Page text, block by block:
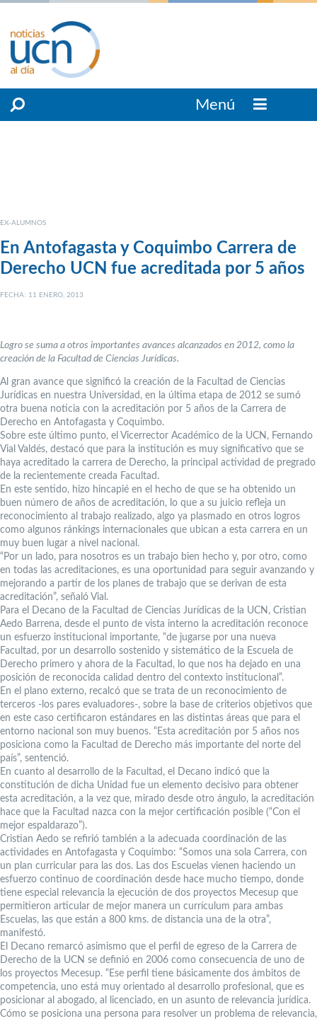
Menú
EX-ALUMNOS
En Antofagasta y Coquimbo Carrera de
Derecho UCN fue acreditada por 5 años
FECHA: 11 ENERO, 2013
Logro se suma a otros importantes avances alcanzados en 2012, como la
creación de la Facultad de Ciencias Jurídicas.
Al gran avance que significó la creación de la Facultad de Ciencias
Jurídicas en nuestra Universidad, en la última etapa de 2012 se sumó
otra buena noticia con la acreditación por 5 años de la Carrera de
Derecho en Antofagasta y Coquimbo.
Sobre este último punto, el Vicerrector Académico de la UCN, Fernando
Vial Valdés, destacó que para la institución es muy significativo que se
haya acreditado la carrera de Derecho, la principal actividad de pregrado
de la recientemente creada Facultad.
En este sentido, hizo hincapié en el hecho de que se ha obtenido un
buen número de años de acreditación, lo que a su juicio refleja un
reconocimiento al trabajo realizado, algo ya plasmado en otros logros
como algunos ránkings internacionales que ubican a esta carrera en un
muy buen lugar a nivel nacional.
“Por un lado, para nosotros es un trabajo bien hecho y, por otro, como
en todas las acreditaciones, es una oportunidad para seguir avanzando y
mejorando a partir de los planes de trabajo que se derivan de esta
acreditación”, señaló Vial.
Para el Decano de la Facultad de Ciencias Jurídicas de la UCN, Cristian
Aedo Barrena, desde el punto de vista interno la acreditación reconoce
un esfuerzo institucional importante, “de jugarse por una nueva
Facultad, por un desarrollo sostenido y sistemático de la Escuela de
Derecho primero y ahora de la Facultad, lo que nos ha dejado en una
posición de reconocida calidad dentro del contexto institucional”.
En el plano externo, recalcó que se trata de un reconocimiento de
terceros -los pares evaluadores-, sobre la base de criterios objetivos que
en este caso certificaron estándares en las distintas áreas que para el
entorno nacional son muy buenos. “Esta acreditación por 5 años nos
posiciona como la Facultad de Derecho más importante del norte del
país”, sentenció.
En cuanto al desarrollo de la Facultad, el Decano indicó que la
constitución de dicha Unidad fue un elemento decisivo para obtener
esta acreditación, a la vez que, mirado desde otro ángulo, la acreditación
hace que la Facultad nazca con la mejor certificación posible (“Con el
mejor espaldarazo”).
Cristian Aedo se refirió también a la adecuada coordinación de las
actividades en Antofagasta y Coquimbo: “Somos una sola Carrera, con
un plan curricular para las dos. Las dos Escuelas vienen haciendo un
esfuerzo continuo de coordinación desde hace mucho tiempo, donde
tiene especial relevancia la ejecución de dos proyectos Mecesup que
permitieron articular de mejor manera un currículum para ambas
Escuelas, las que están a 800 kms. de distancia una de la otra”,
manifestó.
El Decano remarcó asimismo que el perfil de egreso de la Carrera de
Derecho de la UCN se definió en 2006 como consecuencia de uno de
los proyectos Mecesup. “Ese perfil tiene básicamente dos ámbitos de
competencia, uno está muy orientado al desarrollo profesional, que es
posicionar al abogado, al licenciado, en un asunto de relevancia jurídica.
Cómo se posiciona una persona para resolver un problema de relevancia,